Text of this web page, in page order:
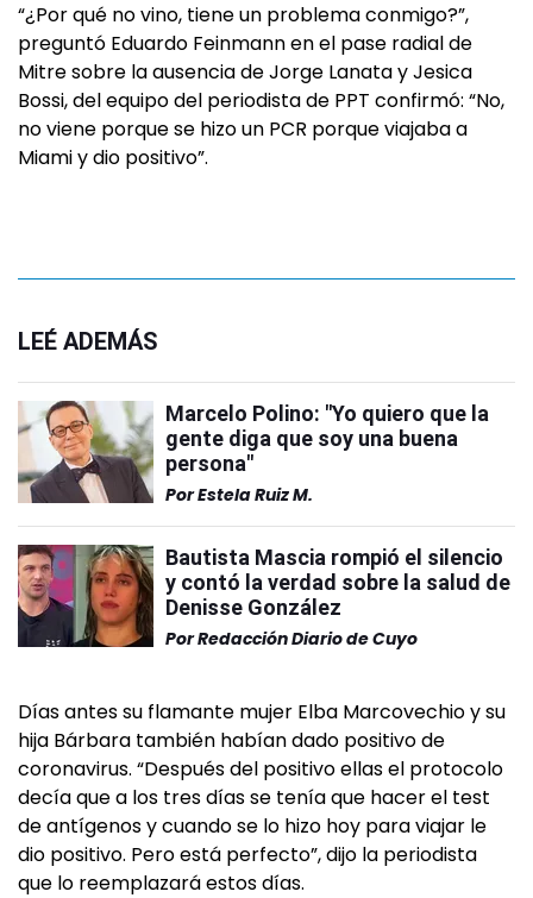
“¿Por qué no vino, tiene un problema conmigo?”,
preguntó Eduardo Feinmann en el pase radial de
Mitre sobre la ausencia de Jorge Lanata y Jesica
Bossi, del equipo del periodista de PPT confirmó: “No,
no viene porque se hizo un PCR porque viajaba a
Miami y dio positivo”.
LEÉ ADEMÁS
Marcelo Polino: "Yo quiero que la
gente diga que soy una buena
persona"
PorEstela Ruiz M.
Bautista Mascia rompió el silencio
y contó la verdad sobre la salud de
Denisse González
PorRedacción Diario de Cuyo
Días antes su flamante mujer Elba Marcovechio y su
hija Bárbara también habían dado positivo de
coronavirus. “Después del positivo ellas el protocolo
decía que a los tres días se tenía que hacer el test
de antígenos y cuando se lo hizo hoy para viajar le
dio positivo. Pero está perfecto”, dijo la periodista
que lo reemplazará estos días.